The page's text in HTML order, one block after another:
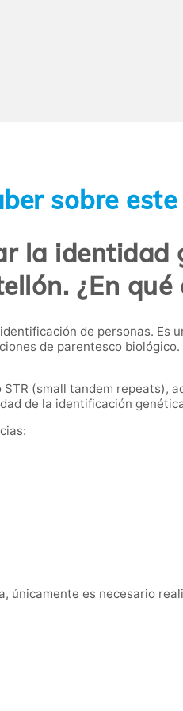
sobre
la identidad
¿En qué
de personas. Es
de parentesco
(small tandem repeats),
de la identificación
únicamente es necesario